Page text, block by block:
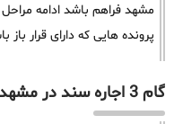
مشهد فراهم باشد ادامه
پرونده هایی که دارای قرار
گام 3 اجاره سند در مشهد (مراجعه به شعبه)